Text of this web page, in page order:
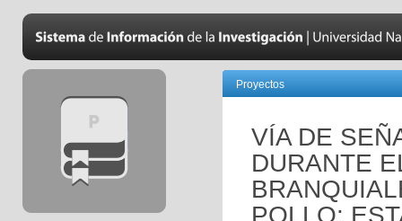
Proyectos
VÍA DE
DURANTE
POLLO: